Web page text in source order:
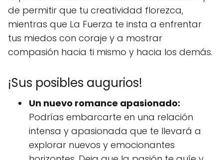
de permitir que tu creatividad florezca,
mientras que La Fuerza te insta a enfrentar
tus miedos con coraje y a mostrar
compasión hacia ti mismo y hacia los demás.
¡Sus posibles augurios!
Un nuevo romance apasionado:
Podrías embarcarte en una relación
intensa y apasionada que te llevará a
explorar nuevos y emocionantes